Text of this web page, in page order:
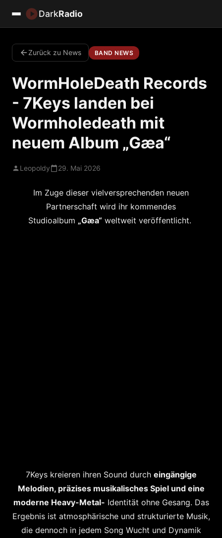
DarkRadio
Zurück zu News BAND NEWS
WormHoleDeath Records
- 7Keys landen bei
Wormholedeath mit
neuem Album „Gæa“
Leopoldy 29. Mai 2026
Im Zuge dieser vielversprechenden neuen
Partnerschaft wird ihr kommendes
Studioalbum „Gæa“ weltweit veröffentlicht.
7Keys kreieren ihren Sound durch eingängige
Melodien, präzises musikalisches Spiel und eine
moderne Heavy-Metal- Identität ohne Gesang. Das
Ergebnis ist atmosphärische und strukturierte Musik,
die dennoch in jedem Song Wucht und Dynamik